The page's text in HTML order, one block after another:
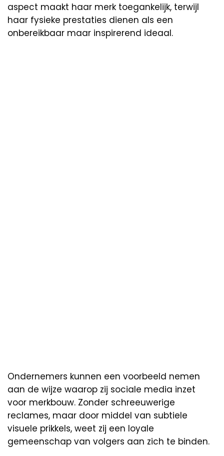
aspect maakt haar merk toegankelijk, terwijl
haar fysieke prestaties dienen als een
onbereikbaar maar inspirerend ideaal.
Ondernemers kunnen een voorbeeld nemen
aan de wijze waarop zij sociale media inzet
voor merkbouw. Zonder schreeuwerige
reclames, maar door middel van subtiele
visuele prikkels, weet zij een loyale
gemeenschap van volgers aan zich te binden.